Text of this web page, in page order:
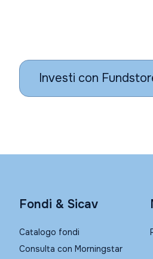
Investi con
Fondi & Sicav
Catalogo fondi
Consulta con Morningstar